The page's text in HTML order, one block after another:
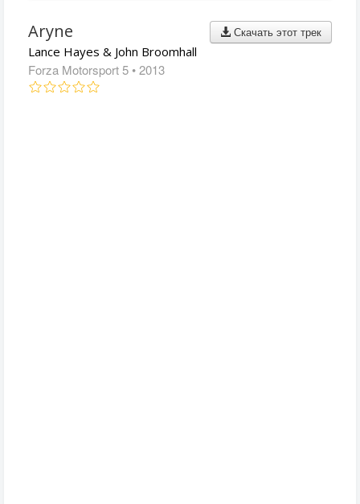
Скачать этот трек
Aryne
Lance Hayes & John Broomhall
Forza Motorsport 5 • 2013